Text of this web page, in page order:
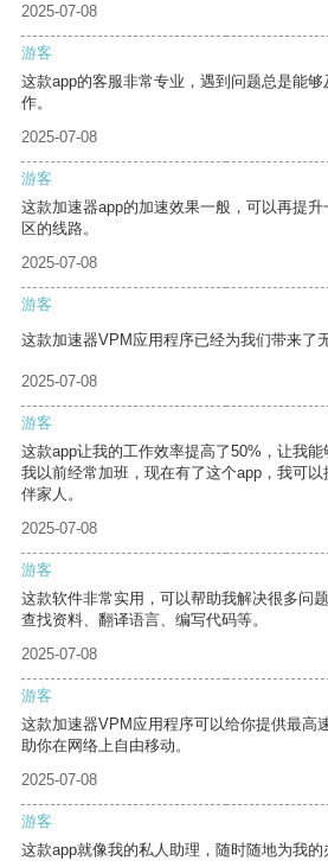
2025-07-08
游客
这款app的客服非常专业，遇到问题总是能
作。
2025-07-08
游客
这款加速器app的加速效果一般，可以再提
区的线路。
2025-07-08
游客
这款加速器VPM应用程序已经为我们带来了
2025-07-08
游客
这款app让我的工作效率提高了50%，让我能
我以前经常加班，现在有了这个app，我可
伴家人。
2025-07-08
游客
这款软件非常实用，可以帮助我解决很多问
查找资料、翻译语言、编写代码等。
2025-07-08
游客
这款加速器VPM应用程序可以给你提供最高
助你在网络上自由移动。
2025-07-08
游客
这款app就像我的私人助理，随时随地为我